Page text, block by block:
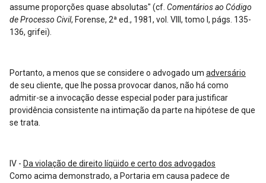
assume proporções quase absolutas" (cf. Comentários ao Código
de Processo Civil, Forense, 2ª ed., 1981, vol. VIII, tomo I, págs. 135-
136, grifei).
Portanto, a menos que se considere o advogado um adversário
de seu cliente, que lhe possa provocar danos, não há como
admitir-se a invocação desse especial poder para justificar
providência consistente na intimação da parte na hipótese de que
se trata.
IV - Da violação de direito líqüido e certo dos advogados
Como acima demonstrado, a Portaria em causa padece de